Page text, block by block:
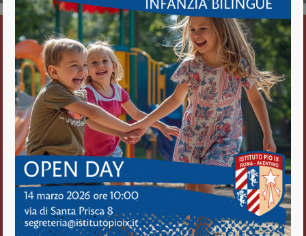
Istituto Pio IX
Roma Aventino
Fratelli delle Scuole Cristiane